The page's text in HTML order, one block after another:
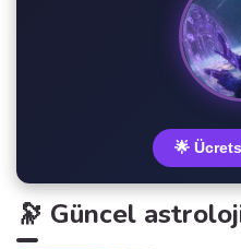
🌟
🔭 Güncel